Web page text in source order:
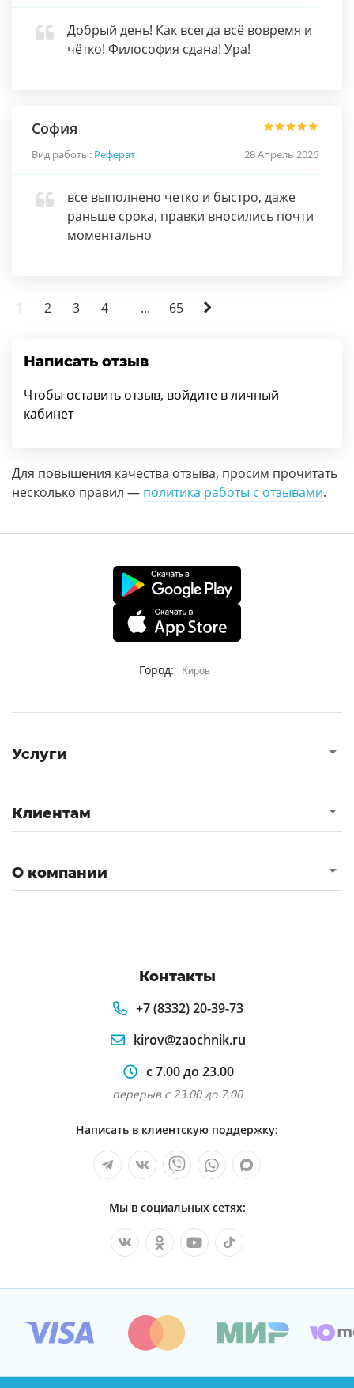
Добрый день! Как всегда всё вовремя и
чётко! Философия сдана! Ура!
София
Вид работы: Реферат 28 Апрель 2026
все выполнено четко и быстро, даже
раньше срока, правки вносились почти
моментально
1 2 3 4 ... 65
Написать отзыв
Чтобы оставить отзыв, войдите в личный
кабинет
Для повышения качества отзыва, просим прочитать
несколько правил — политика работы с отзывами.
Город: Киров
Услуги
Клиентам
О компании
Контакты
+7 (8332) 20-39-73
kirov@zaochnik.ru
с 7.00 до 23.00
перерыв с 23.00 до 7.00
Написать в клиентскую поддержку:
Мы в социальных сетях: